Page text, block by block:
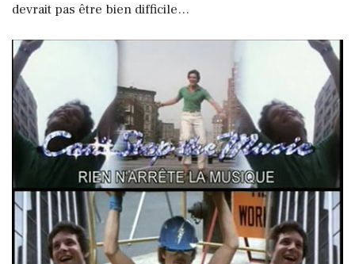
devrait pas être bien difficile…